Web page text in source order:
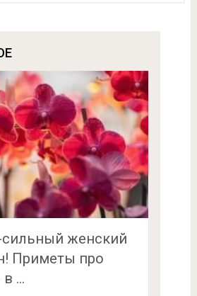
сильный женский
Приметы про
…